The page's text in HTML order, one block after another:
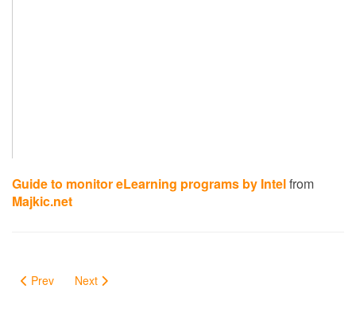
Guide to monitor eLearning programs by Intelfrom
Majkic.net
Prev Next